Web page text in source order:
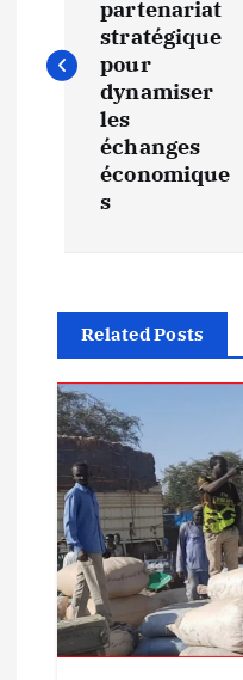
i
o
n
d
e
partenariat
stratégique
pour
dynamiser
les
échanges
économique
s
Related Posts